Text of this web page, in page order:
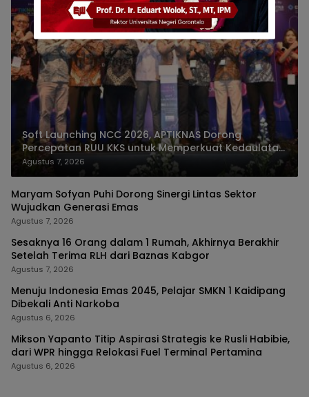
Soft Launching NCC 2026, APTIKNAS Dorong
Percepatan RUU KKS untuk Memperkuat Kedaulatan
Digital Indonesia
Agustus 7, 2026
Maryam Sofyan Puhi Dorong Sinergi Lintas Sektor
Wujudkan Generasi Emas
Agustus 7, 2026
Sesaknya 16 Orang dalam 1 Rumah, Akhirnya Berakhir
Setelah Terima RLH dari Baznas Kabgor
Agustus 7, 2026
Menuju Indonesia Emas 2045, Pelajar SMKN 1 Kaidipang
Dibekali Anti Narkoba
Agustus 6, 2026
Mikson Yapanto Titip Aspirasi Strategis ke Rusli Habibie,
dari WPR hingga Relokasi Fuel Terminal Pertamina
Agustus 6, 2026